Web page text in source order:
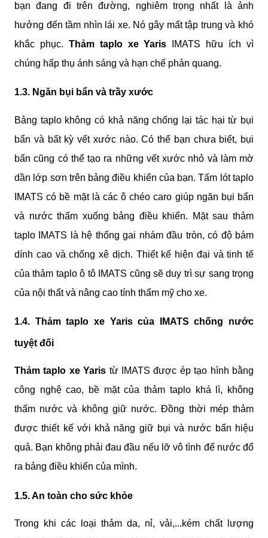
bạn đang đi trên đường, nghiêm trọng nhất là ảnh
hưởng đến tầm nhìn lái xe. Nó gây mất tập trung và khó
khắc phục. Thảm taplo xe Yaris IMATS hữu ích vì
chúng hấp thụ ánh sáng và hạn chế phản quang.
1.3. Ngăn bụi bẩn và trầy xước
Bảng taplo không có khả năng chống lại tác hại từ bụi
bẩn và bất kỳ vết xước nào. Có thể bạn chưa biết, bụi
bẩn cũng có thể tạo ra những vết xước nhỏ và làm mờ
dần lớp sơn trên bảng điều khiển của bạn. Tấm lót taplo
IMATS có bề mặt là các ô chéo caro giúp ngăn bụi bẩn
và nước thấm xuống bảng điều khiển. Mặt sau thảm
taplo IMATS là hệ thống gai nhám đầu tròn, có độ bám
dính cao và chống xê dịch. Thiết kế hiện đại và tinh tế
của thảm taplo ô tô IMATS cũng sẽ duy trì sự sang trọng
của nội thất và nâng cao tính thẩm mỹ cho xe.
1.4. Thảm taplo xe Yaris của IMATS chống nước
tuyệt đối
Thảm taplo xe Yaris từ IMATS được ép tạo hình bằng
công nghệ cao, bề mặt của thảm taplo khá lì, không
thấm nước và không giữ nước. Đồng thời mép thảm
được thiết kế với khả năng giữ bụi và nước bẩn hiệu
quả. Bạn không phải đau đầu nếu lỡ vô tình để nước đổ
ra bảng điều khiển của mình.
1.5. An toàn cho sức khỏe
Trong khi các loại thảm da, nỉ, vải,...kém chất lượng